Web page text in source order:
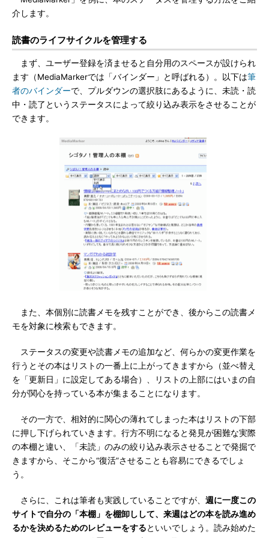
介します。
読書のライフサイクルを管理する
まず、ユーザー登録を済ませると自分用のスペースが設けられ
ます（MediaMarkerでは「バインダー」と呼ばれる）。以下は筆
者のバインダーで、プルダウンの選択肢にあるように、未読・読
中・読了というステータスによって絞り込み表示をさせることが
できます。
また、本個別に読書メモを残すことができ、後からこの読書メ
モを対象に検索もできます。
ステータスの変更や読書メモの追加など、何らかの変更作業を
行うとその本はリストの一番上に上がってきますから（並べ替え
を「更新日」に設定してある場合）、リストの上部にはいまの自
分が関心を持っている本が集まることになります。
その一方で、相対的に関心の薄れてしまった本はリストの下部
に押し下げられていきます。行方不明になると発見が困難な実際
の本棚と違い、「未読」のみの絞り込み表示させることで発掘で
きますから、そこから“復活”させることも容易にできるでしょ
う。
さらに、これは筆者も実践していることですが、 週に一度この
サイトで自分の「本棚」を棚卸しして、来週はどの本を読み進め
るかを決めるためのレビューをするといいでしょう。読み始めた